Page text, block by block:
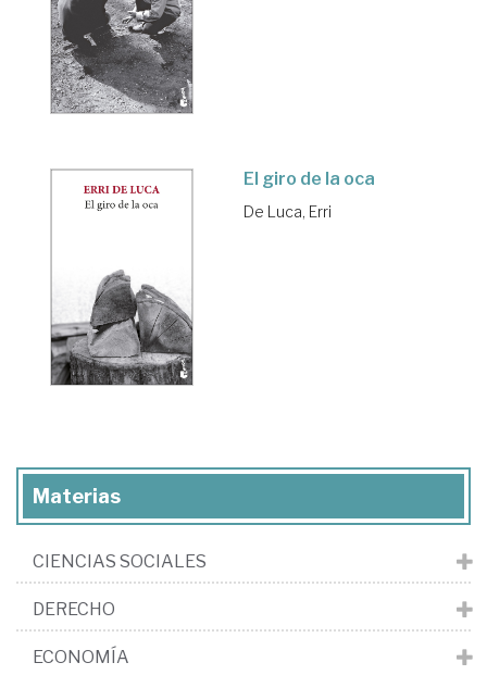
El giro de la oca
De Luca, Erri
Materias
CIENCIAS SOCIALES
DERECHO
ECONOMÍA